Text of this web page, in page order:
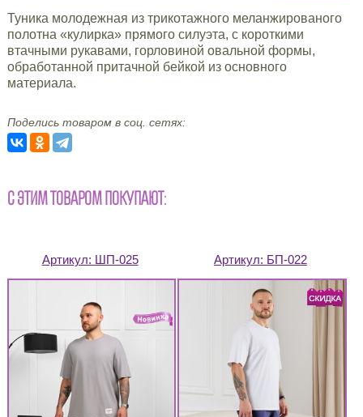
Туника молодежная из трикотажного меланжированого
полотна «кулирка» прямого силуэта, с короткими
втачными рукавами, горловиной овальной формы,
обработанной притачной бейкой из основного
материала.
Поделись товаром в соц. сетях:
С ЭТИМ ТОВАРОМ ПОКУПАЮТ:
Артикул: ШП-025 Артикул: БП-022